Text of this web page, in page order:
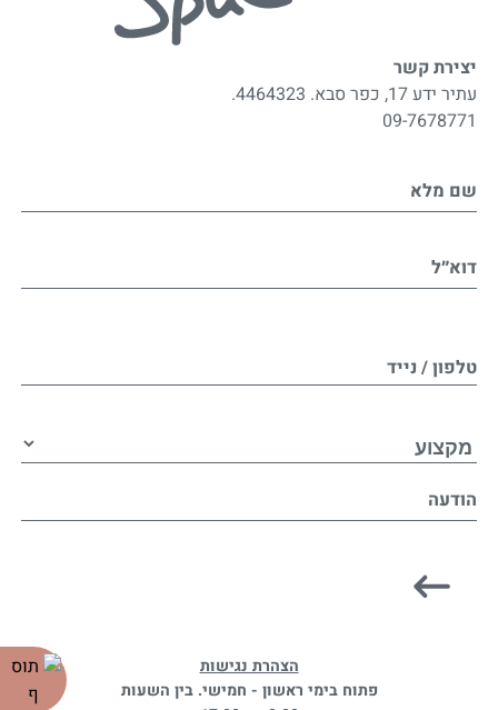
יצירת קשר
עתיר ידע 17, כפר סבא. 4464323.
09-7678771
שם מלא
דוא״ל
טלפון / נייד
הודעה
הצהרת נגישות
פתוח בימי ראשון - חמישי. בין השעות